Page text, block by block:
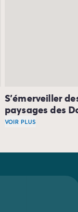
non loin de Venise,
S'émerveiller
paysages des
VOIR PLUS